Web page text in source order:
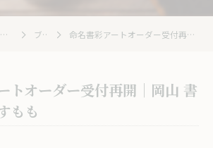
岡山の靴修理ならRepair Kobo kobbit ブログ 命名書彩アートオーダー受付再開｜岡山 書彩アート桃すもも
トオーダー受付再開｜岡山 書
もも